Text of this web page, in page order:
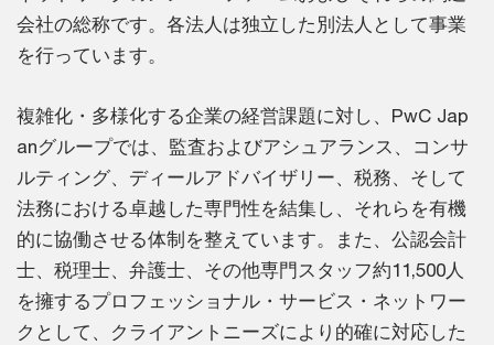
会社の総称です。各法人は独立した別法人として事業
を行っています。
複雑化・多様化する企業の経営課題に対し、PwC Jap
anグループでは、監査およびアシュアランス、コンサ
ルティング、ディールアドバイザリー、税務、そして
法務における卓越した専門性を結集し、それらを有機
的に協働させる体制を整えています。また、公認会計
士、税理士、弁護士、その他専門スタッフ約11,500人
を擁するプロフェッショナル・サービス・ネットワー
クとして、クライアントニーズにより的確に対応した